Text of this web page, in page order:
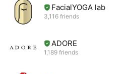
FacialYOGA lab
3,116 friends
ADORE
1,189 friends